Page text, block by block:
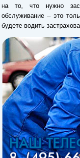
на то, что нужно
обслуживание – это
будете водить